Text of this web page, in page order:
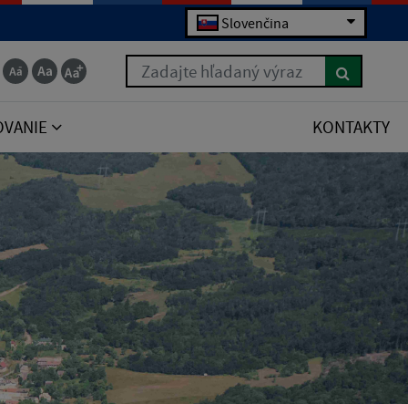
Slovenčina
Zadajte hľadaný výraz
KONTAKTY